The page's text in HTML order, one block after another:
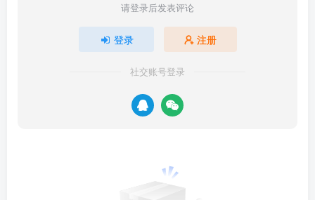
请登录后发表评论
登录 注册
社交账号登录